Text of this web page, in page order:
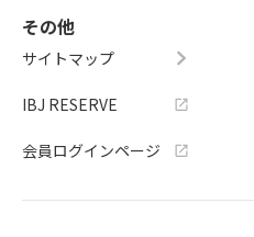
その他
サイトマップ
IBJ RESERVE
会員ログインページ